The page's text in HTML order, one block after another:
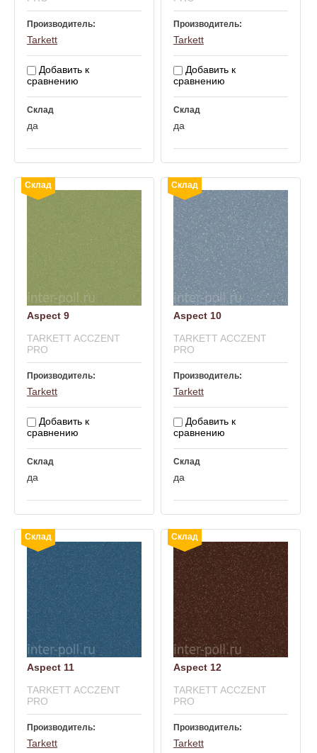
Производитель:
Tarkett
Добавить к
сравнению
Склад
да
Производитель:
Tarkett
Добавить к
сравнению
Склад
да
Склад
Aspect 9
TARKETT ACCZENT
PRO
Производитель:
Tarkett
Добавить к
сравнению
Склад
да
Склад
Aspect 10
TARKETT ACCZENT
PRO
Производитель:
Tarkett
Добавить к
сравнению
Склад
да
Склад
Aspect 11
TARKETT ACCZENT
PRO
Производитель:
Tarkett
Склад
Aspect 12
TARKETT ACCZENT
PRO
Производитель:
Tarkett